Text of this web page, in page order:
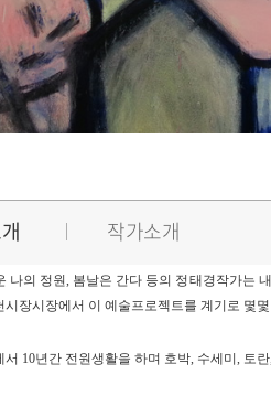
작가소개
나의 정원, 봄날은 간다 등의 정태경작가는
시장시장에서 이 예술프로젝트를 계기로 몇
서 10년간 전원생활을 하며 호박, 수세미, 토